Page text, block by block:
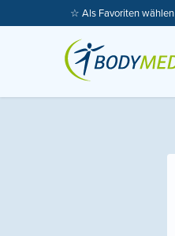
☆ Als Favoriten wählen